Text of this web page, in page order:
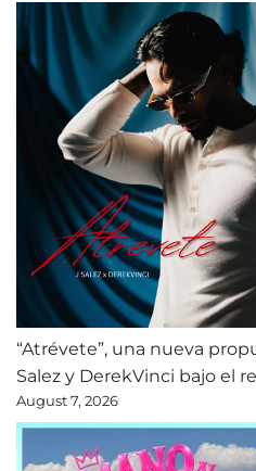
“Atrévete”, una nueva
Salez y DerekVinci bajo el
August 7, 2026